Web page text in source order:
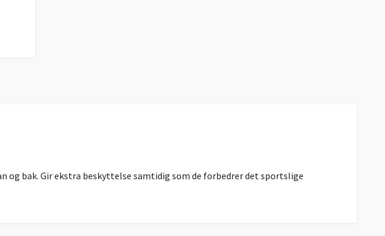
bak. Gir ekstra beskyttelse samtidig som de forbedrer det sportslige